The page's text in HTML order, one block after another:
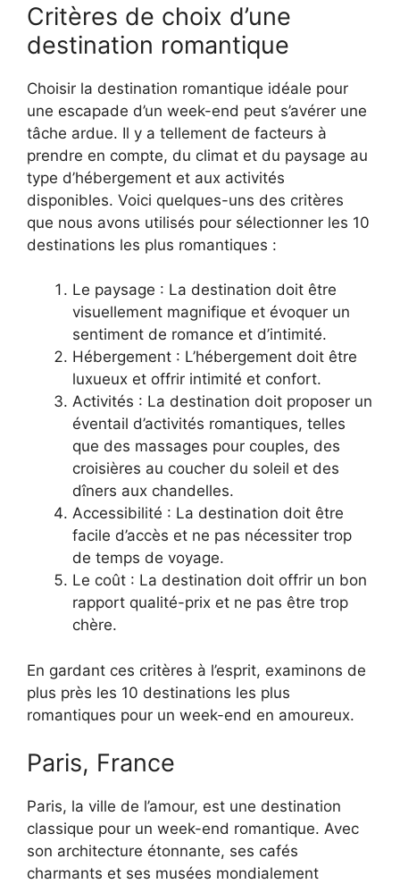
Critères de choix d’une
destination romantique
Choisir la destination romantique idéale pour
une escapade d’un week-end peut s’avérer une
tâche ardue. Il y a tellement de facteurs à
prendre en compte, du climat et du paysage au
type d’hébergement et aux activités
disponibles. Voici quelques-uns des critères
que nous avons utilisés pour sélectionner les 10
destinations les plus romantiques :
Le paysage : La destination doit être
visuellement magnifique et évoquer un
sentiment de romance et d’intimité.
Hébergement : L’hébergement doit être
luxueux et offrir intimité et confort.
Activités : La destination doit proposer un
éventail d’activités romantiques, telles
que des massages pour couples, des
croisières au coucher du soleil et des
dîners aux chandelles.
Accessibilité : La destination doit être
facile d’accès et ne pas nécessiter trop
de temps de voyage.
Le coût : La destination doit offrir un bon
rapport qualité-prix et ne pas être trop
chère.
En gardant ces critères à l’esprit, examinons de
plus près les 10 destinations les plus
romantiques pour un week-end en amoureux.
Paris, France
Paris, la ville de l’amour, est une destination
classique pour un week-end romantique. Avec
son architecture étonnante, ses cafés
charmants et ses musées mondialement